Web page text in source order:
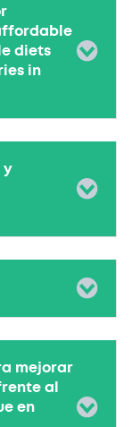
diets
in
y
mejorar
al
en